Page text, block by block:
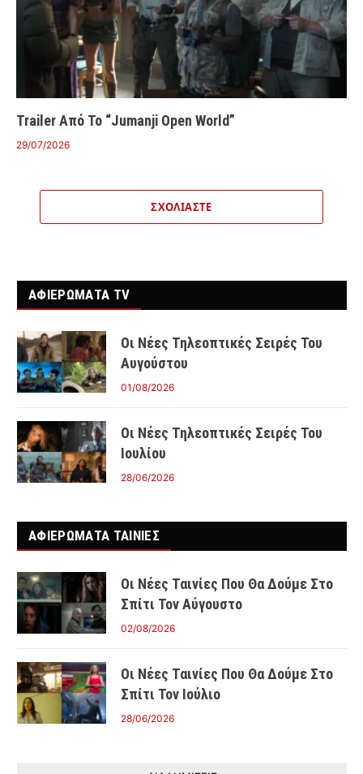
Trailer Από Το “Jumanji Open World”
29/07/2026
ΣΧΟΛΙΆΣΤΕ
ΑΦΙΕΡΩΜΑΤΑ TV
Οι Νέες Τηλεοπτικές Σειρές Του
Αυγούστου
01/08/2026
Οι Νέες Τηλεοπτικές Σειρές Του
Ιουλίου
28/06/2026
ΑΦΙΕΡΩΜΑΤΑ ΤΑΙΝΊΕΣ
Οι Νέες Ταινίες Που Θα Δούμε Στο
Σπίτι Τον Αύγουστο
02/08/2026
Οι Νέες Ταινίες Που Θα Δούμε Στο
Σπίτι Τον Ιούλιο
28/06/2026